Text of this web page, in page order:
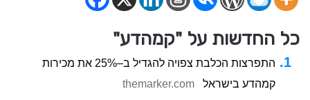
כל החדשות על "קמהדע"
התפרצות הכלבת צפויה להגדיל ב–25% את מכירות
קמהדע בישראל
themarker.com